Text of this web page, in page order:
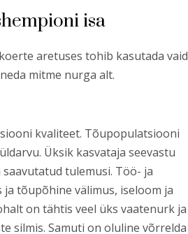
isa
aretuses tohib kasutada vaid
mitme nurga alt.
kvaliteet. Tõupopulatsiooni
Üksik kasvataja seevastu
tulemusi. Töö- ja
tõupõhine välimus, iseloom ja
on tähtis veel üks vaatenurk ja
silmis. Samuti on oluline võrrelda